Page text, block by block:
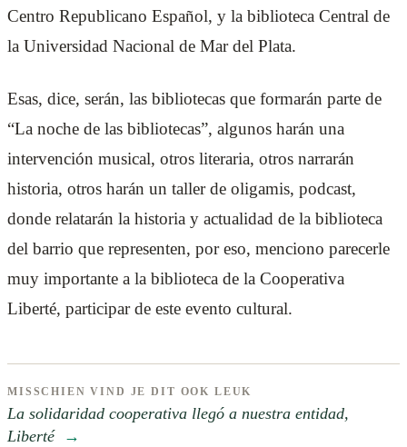
Centro Republicano Español, y la biblioteca Central de
la Universidad Nacional de Mar del Plata.
Esas, dice, serán, las bibliotecas que formarán parte de
“La noche de las bibliotecas”, algunos harán una
intervención musical, otros literaria, otros narrarán
historia, otros harán un taller de oligamis, podcast,
donde relatarán la historia y actualidad de la biblioteca
del barrio que representen, por eso, menciono parecerle
muy importante a la biblioteca de la Cooperativa
Liberté, participar de este evento cultural.
MISSCHIEN VIND JE DIT OOK LEUK
La solidaridad cooperativa llegó a nuestra entidad,
Liberté →